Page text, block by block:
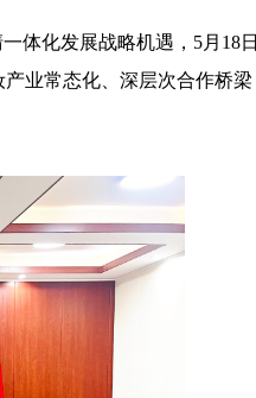
体化发展战略机遇，5月18
业常态化、深层次合作桥